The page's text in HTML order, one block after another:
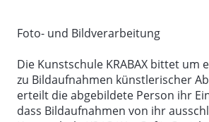
Foto- und Bildverarbeitung
Die Kunstschule KRABAX bittet um
zu Bildaufnahmen künstlerischer
erteilt die abgebildete Person ihr
dass Bildaufnahmen von ihr